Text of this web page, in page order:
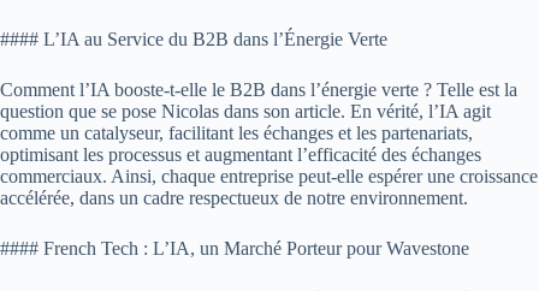
#### L’IA au Service du B2B dans l’Énergie Verte
Comment l’IA booste-t-elle le B2B dans l’énergie verte ? Telle est la
question que se pose Nicolas dans son article. En vérité, l’IA agit
comme un catalyseur, facilitant les échanges et les partenariats,
optimisant les processus et augmentant l’efficacité des échanges
commerciaux. Ainsi, chaque entreprise peut-elle espérer une croissance
accélérée, dans un cadre respectueux de notre environnement.
#### French Tech : L’IA, un Marché Porteur pour Wavestone